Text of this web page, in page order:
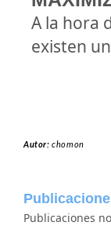
A la hora
existen
Autor:chomon
Publicaciones